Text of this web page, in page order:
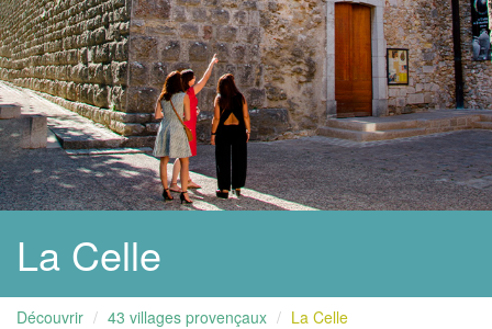
La Celle
Découvrir 43 villages provençaux La Celle